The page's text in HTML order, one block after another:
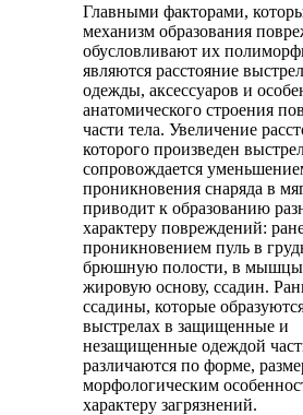
Главными факторами,
механизм образования
обусловливают их
являются расстояние
одежды, аксессуаров и
анатомического строения
части тела. Увеличение
которого произведен
сопровождается
проникновения снаряда в
приводит к образованию
характеру повреждений:
проникновением пуль в
брюшную полости, в
жировую основу, ссадин.
ссадины, которые
выстрелах в защищенные и
незащищенные одеждой
различаются по форме,
морфологическим
характеру загрязнений.